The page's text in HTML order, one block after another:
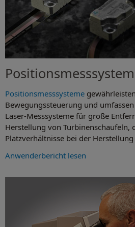
Positionsmesssysteme
Bewegungssteuerung und
Laser-Messsysteme für große
Herstellung von Turbinenschaufeln,
Platzverhältnisse bei der
Anwenderbericht lesen